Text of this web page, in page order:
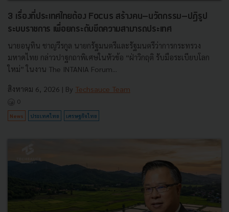
3 เรื่องที่ประเทศไทยต้อง Focus สร้างคน–นวัตกรรม–ปฏิรูป
ระบบราชการ เพื่อยกระดับขีดความสามารถประเทศ
นายอนุทิน ชาญวีรกูล นายกรัฐมนตรีและรัฐมนตรีว่าการกระทรวง
มหาดไทย กล่าวปาฐกถาพิเศษในหัวข้อ “ฝ่าวิกฤติ รับมือระเบียบโลก
ใหม่” ในงาน The INTANIA Forum...
สิงหาคม 6, 2026 | By Techsauce Team
0
News ประเทศไทย เศรษฐกิจไทย